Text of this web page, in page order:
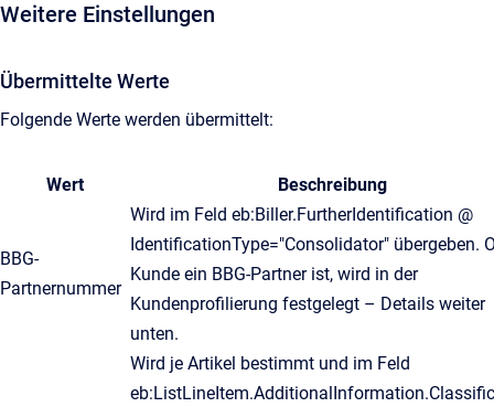
Weitere Einstellungen
Übermittelte Werte
Folgende Werte werden übermittelt:
Wert Beschreibung
BBG-
Partnernummer
Wird im Feld eb:Biller.FurtherIdentification @
IdentificationType="Consolidator" übergeben.
Kunde ein BBG-Partner ist, wird in der
Kundenprofilierung festgelegt – Details weiter
unten.
Wird je Artikel bestimmt und im Feld